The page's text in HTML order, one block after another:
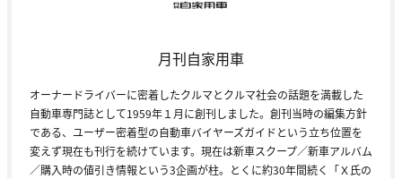
月刊自家用車
オーナードライバーに密着したクルマとクルマ社会の話題を満載した
自動車専門誌として1959年１月に創刊しました。創刊当時の編集方針
である、ユーザー密着型の自動車バイヤーズガイドという立ち位置を
変えず現在も刊行を続けています。現在は新車スクープ／新車アルバム
／購入時の値引き情報という3企画が柱。とくに約30年間続く「Ｘ氏の